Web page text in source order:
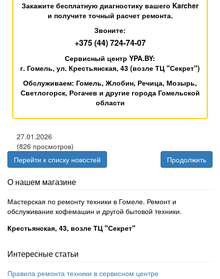
Закажите бесплатную диагностику вашего Karcher
и получите точный расчет ремонта.
Звоните:
+375 (44) 724-74-07
Сервисный центр YPA.BY:
г. Гомель, ул. Крестьянская, 43 (возле ТЦ "Секрет")
Обслуживаем: Гомель, Жлобин, Речица, Мозырь,
Светлогорск, Рогачев и другие города Гомельской
области
27.01.2026
(826 просмотров)
Перейти к списку новостей
Продолжить
О нашем магазине
Мастерская по ремонту техники в Гомеле. Ремонт и
обслуживание кофемашин и другой бытовой техники.
Крестьянская, 43, возле ТЦ "Секрет"
Интересные статьи
Правила ремонта техники в сервисном центре